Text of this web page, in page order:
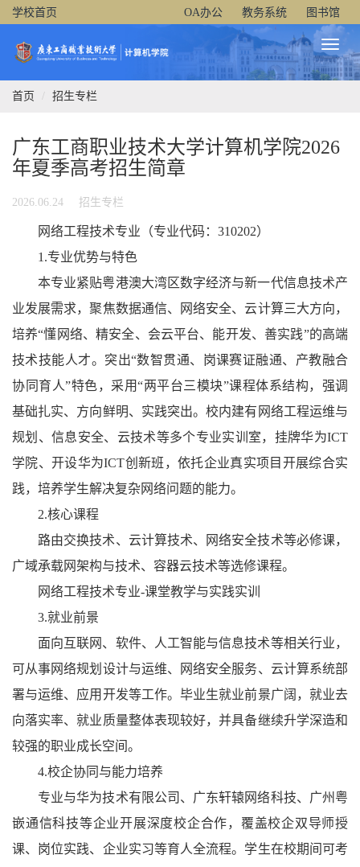
学校首页 OA办公 教务系统 图书馆
Toggle
首页
招生专栏
广东工商职业技术大学计算机学院2026
年夏季高考招生简章
2026.06.24 招生专栏
网络工程技术专业（专业代码：310202）
1.专业优势与特色
本专业紧贴粤港澳大湾区数字经济与新一代信息技术产
业发展需求，聚焦数据通信、网络安全、云计算三大方向，
培养“懂网络、精安全、会云平台、能开发、善实践”的高端
技术技能人才。突出“数智贯通、岗课赛证融通、产教融合
协同育人”特色，采用“两平台三模块”课程体系结构，强调
基础扎实、方向鲜明、实践突出。校内建有网络工程运维与
规划、信息安全、云技术等多个专业实训室，挂牌华为ICT
学院、开设华为ICT创新班，依托企业真实项目开展综合实
践，培养学生解决复杂网络问题的能力。
2.核心课程
路由交换技术、云计算技术、网络安全技术等必修课，
广域承载网架构与技术、容器云技术等选修课程。
网络工程技术专业-课堂教学与实践实训
3.就业前景
面向互联网、软件、人工智能与信息技术等相关行业，
可从事网络规划设计与运维、网络安全服务、云计算系统部
署与运维、应用开发等工作。毕业生就业前景广阔，就业去
向落实率、就业质量整体表现较好，并具备继续升学深造和
较强的职业成长空间。
4.校企协同与能力培养
专业与华为技术有限公司、广东轩辕网络科技、广州粤
嵌通信科技等企业开展深度校企合作，覆盖校企双导师授
课、岗位实践、企业实习等育人全流程。学生在校期间可考